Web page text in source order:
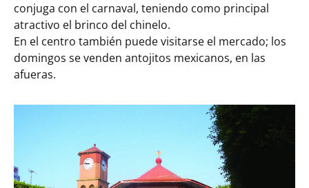
conjuga con el carnaval, teniendo como principal
atractivo el brinco del chinelo.
En el centro también puede visitarse el mercado; los
domingos se venden antojitos mexicanos, en las
afueras.